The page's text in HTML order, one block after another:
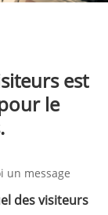
est
le
un message
des visiteurs